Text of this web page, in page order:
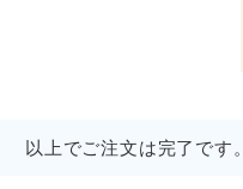
以上でご注文は完了です。